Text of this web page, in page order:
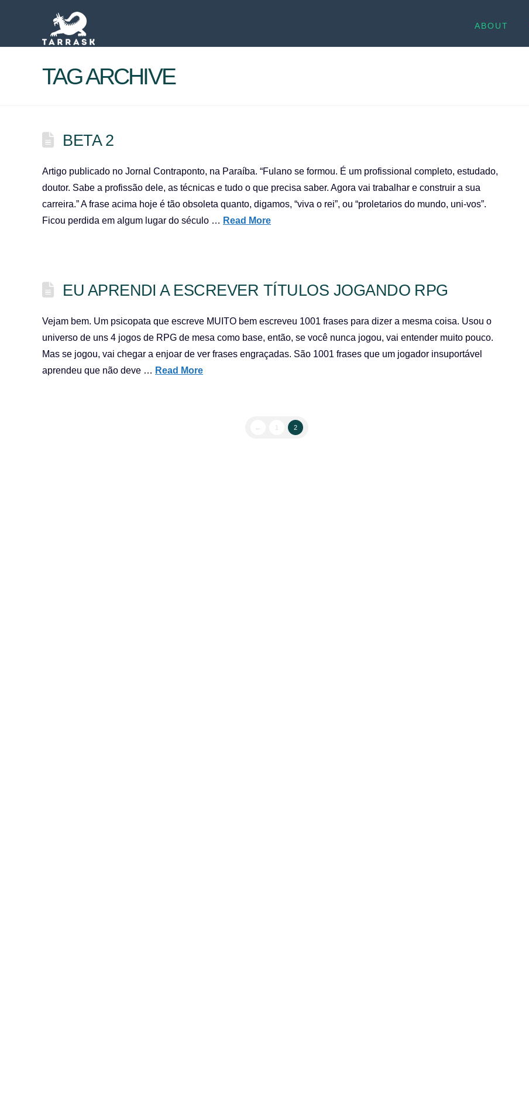
ABOUT
TAG ARCHIVE
BETA 2
Artigo publicado no Jornal Contraponto, na Paraíba. “Fulano se formou. É um profissional completo, estudado,
doutor. Sabe a profissão dele, as técnicas e tudo o que precisa saber. Agora vai trabalhar e construir a sua
carreira.” A frase acima hoje é tão obsoleta quanto, digamos, “viva o rei”, ou “proletarios do mundo, uni-vos”.
Ficou perdida em algum lugar do século … Read More
EU APRENDI A ESCREVER TÍTULOS JOGANDO RPG
Vejam bem. Um psicopata que escreve MUITO bem escreveu 1001 frases para dizer a mesma coisa. Usou o
universo de uns 4 jogos de RPG de mesa como base, então, se você nunca jogou, vai entender muito pouco.
Mas se jogou, vai chegar a enjoar de ver frases engraçadas. São 1001 frases que um jogador insuportável
aprendeu que não deve … Read More
← 1 2